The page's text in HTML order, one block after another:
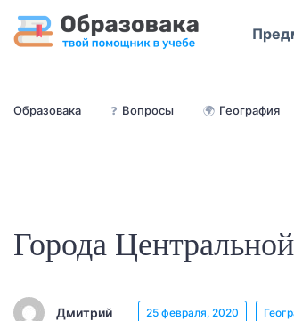
Образовака ❓ Вопросы 🌍 География
Города
Дмитрий 25 февраля, 2020